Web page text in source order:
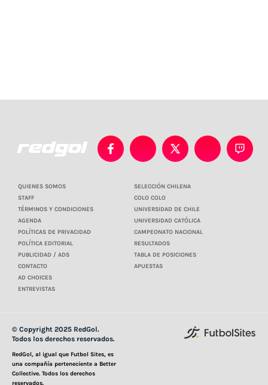
QUIENES SOMOS
STAFF
TÉRMINOS Y CONDICIONES
AGENDA
POLÍTICAS DE PRIVACIDAD
POLÍTICA EDITORIAL
PUBLICIDAD / ADS
CONTACTO
AD CHOICES
ENTREVISTAS
SELECCIÓN CHILENA
COLO COLO
UNIVERSIDAD DE CHILE
UNIVERSIDAD CATÓLICA
CAMPEONATO NACIONAL
RESULTADOS
TABLA DE POSICIONES
APUESTAS
© Copyright 2025 RedGol.
Todos los derechos reservados.
RedGol, al igual que Futbol Sites, es
una compañía perteneciente a Better
Collective. Todos los derechos
reservados.